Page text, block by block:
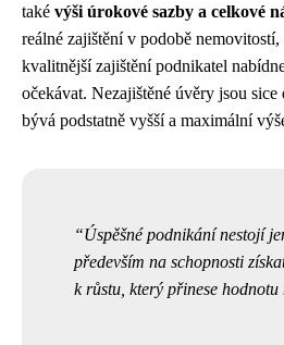
také výši úrokové sazby a celkové
reálné zajištění v podobě
kvalitnější zajištění podnikatel
očekávat. Nezajištěné úvěry jsou
bývá podstatně vyšší a maximální
Úspěšné podnikání nestojí
především na schopnosti
k růstu, který přinese